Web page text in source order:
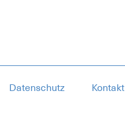
Datenschutz
Kontakt